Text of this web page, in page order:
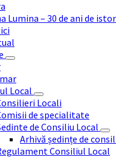
Lumina – 30 de ani de
Local
Locali
de specialitate
de Consiliu Local
Arhivă ședințe de
Consiliul Local